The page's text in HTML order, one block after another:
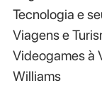
Tecnologia e
Viagens e
Videogames à
Williams